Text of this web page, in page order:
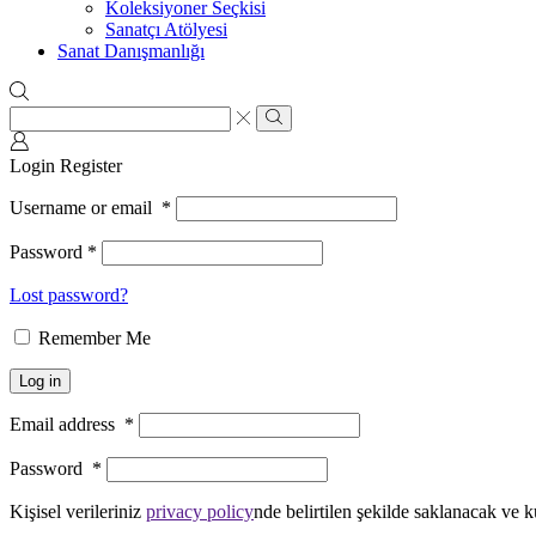
Koleksiyoner Seçkisi
Sanatçı Atölyesi
Sanat Danışmanlığı
Search
input
Search
Login Register
Username or email *
Password *
Lost password?
Remember Me
Log in
Email address *
Password *
Kişisel verileriniz privacy policynde belirtilen şekilde saklanacak ve